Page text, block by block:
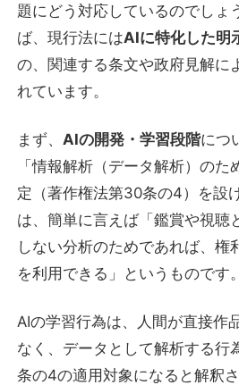
題にどう対応しているのでしょ
ば、現行法にはAIに特化した明
の、関連する条文や政府見解に
れています。
まず、 AIの開発・学習段階につ
「情報解析（データ解析）の
定（著作権法第30条の4）を設
は、簡単に言えば「鑑賞や視聴
しない分析のためであれば、権
を利用できる」というものです。
AIの学習行為は、人間が直接作
なく、データとして解析する行
条の4の適用対象になると解釈